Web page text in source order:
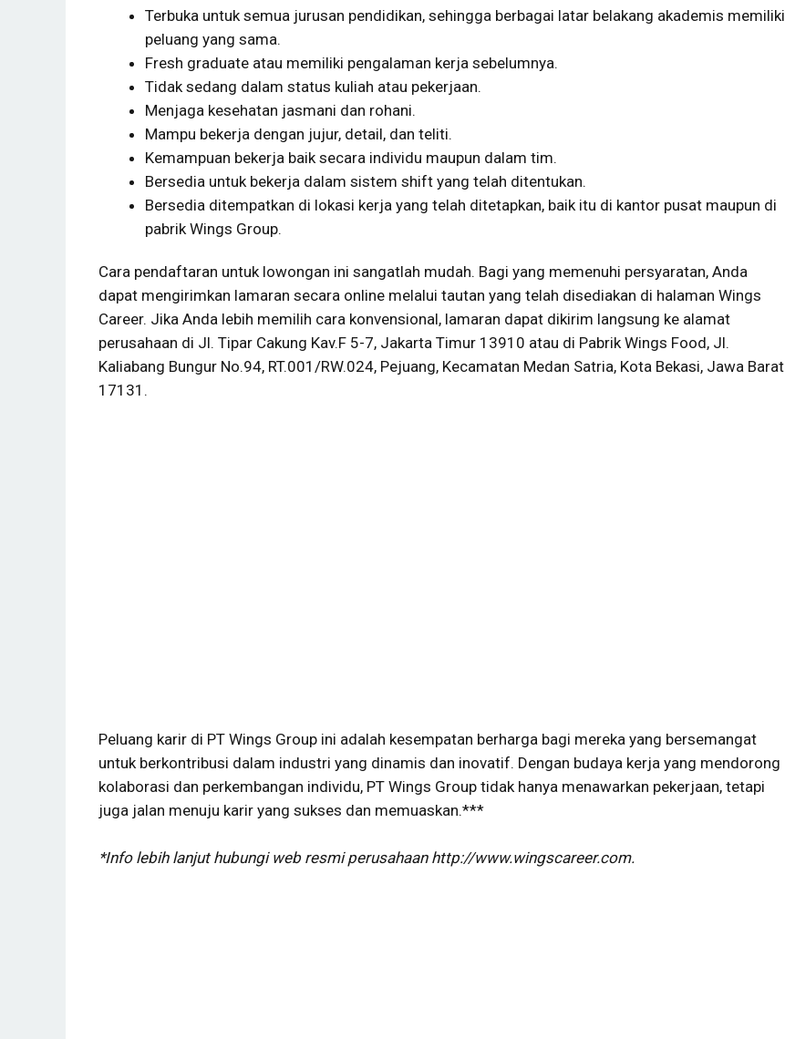
Terbuka untuk semua jurusan pendidikan, sehingga berbagai latar belakang akademis memiliki
peluang yang sama.
Fresh graduate atau memiliki pengalaman kerja sebelumnya.
Tidak sedang dalam status kuliah atau pekerjaan.
Menjaga kesehatan jasmani dan rohani.
Mampu bekerja dengan jujur, detail, dan teliti.
Kemampuan bekerja baik secara individu maupun dalam tim.
Bersedia untuk bekerja dalam sistem shift yang telah ditentukan.
Bersedia ditempatkan di lokasi kerja yang telah ditetapkan, baik itu di kantor pusat maupun di
pabrik Wings Group.
Cara pendaftaran untuk lowongan ini sangatlah mudah. Bagi yang memenuhi persyaratan, Anda
dapat mengirimkan lamaran secara online melalui tautan yang telah disediakan di halaman Wings
Career. Jika Anda lebih memilih cara konvensional, lamaran dapat dikirim langsung ke alamat
perusahaan di Jl. Tipar Cakung Kav.F 5-7, Jakarta Timur 13910 atau di Pabrik Wings Food, Jl.
Kaliabang Bungur No.94, RT.001/RW.024, Pejuang, Kecamatan Medan Satria, Kota Bekasi, Jawa Barat
17131.
Peluang karir di PT Wings Group ini adalah kesempatan berharga bagi mereka yang bersemangat
untuk berkontribusi dalam industri yang dinamis dan inovatif. Dengan budaya kerja yang mendorong
kolaborasi dan perkembangan individu, PT Wings Group tidak hanya menawarkan pekerjaan, tetapi
juga jalan menuju karir yang sukses dan memuaskan.***
*Info lebih lanjut hubungi web resmi perusahaan http://www.wingscareer.com.